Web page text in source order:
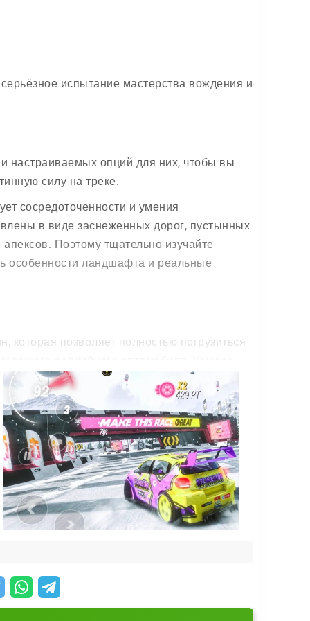
испытание мастерства вождения и
настраиваемых опций для них, чтобы вы
силу на треке.
сосредоточенности и умения
в виде заснеженных дорог, пустынных
Поэтому тщательно изучайте
особенности ландшафта и реальные
позволяет полностью погрузиться
по ухабистым участкам ощущается
индивидуальность через настройку
чтобы создать автомобиль